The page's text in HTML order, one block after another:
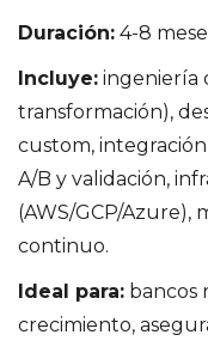
Duración: 4-8
Incluye: ingeniería
transformación),
custom,
A/B y validación,
(AWS/GCP/
continuo.
Ideal para: bancos
crecimiento,